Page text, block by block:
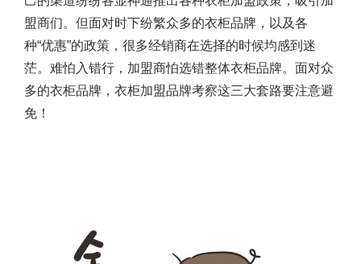
盟商们。但面对时下纷繁众多的衣柜品牌，以及各
种“优惠”的政策，很多经销商在选择的时候均感到迷
茫。难怕入错行，加盟商怕选错整体衣柜品牌。面对众
多的衣柜品牌，衣柜加盟品牌考察这三大套路要注意避
免！